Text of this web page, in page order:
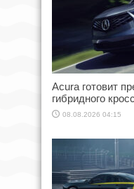
Acura готовит
гибридного
08.08.2026 04:15